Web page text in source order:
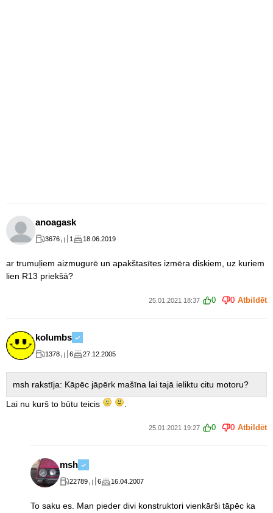
anoagask
3676 1 18.06.2019
ar trumuļiem aizmugurē un apakštasītes izmēra diskiem, uz kuriem
lien R13 priekšā?
25.01.2021 18:37 0 0 Atbildēt
kolumbs
1378 6 27.12.2005
msh rakstīja: Kāpēc jāpērk mašīna lai tajā ieliktu citu motoru?
Lai nu kurš to būtu teicis
25.01.2021 19:27 0 0 Atbildēt
msh
22789 6 16.04.2007
To saku es. Man pieder divi konstruktori vienkārši tāpēc ka